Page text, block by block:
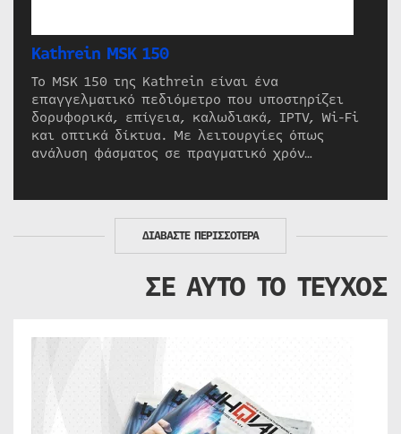
Kathrein MSK 150
Το MSK 150 της Kathrein είναι ένα
επαγγελματικό πεδιόμετρο που υποστηρίζει
δορυφορικά, επίγεια, καλωδιακά, IPTV, Wi-Fi
και οπτικά δίκτυα. Με λειτουργίες όπως
ανάλυση φάσματος σε πραγματικό χρόν…
ΔΙΑΒΑΣΤΕ ΠΕΡΙΣΣΟΤΕΡΑ
ΣΕ ΑΥΤΟ ΤΟ ΤΕΥΧΟΣ